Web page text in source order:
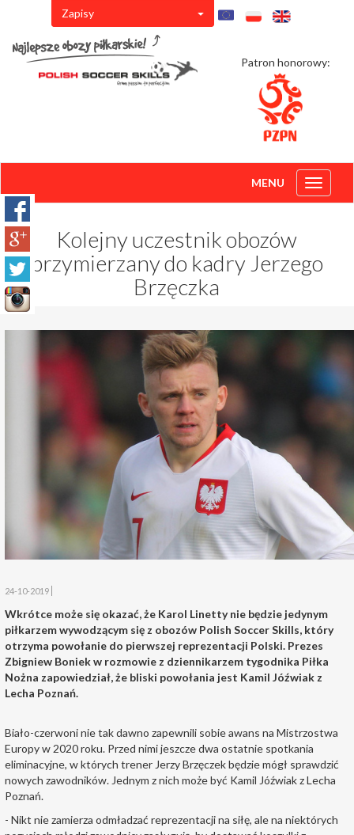
Zapisy
Patron honorowy:
Toggle
MENU
Kolejny uczestnik obozów
przymierzany do kadry Jerzego
Brzęczka
24-10-2019
Wkrótce może się okazać, że Karol Linetty nie będzie jedynym
piłkarzem wywodzącym się z obozów Polish Soccer Skills, który
otrzyma powołanie do pierwszej reprezentacji Polski. Prezes
Zbigniew Boniek w rozmowie z dziennikarzem tygodnika Piłka
Nożna zapowiedział, że bliski powołania jest Kamil Jóźwiak z
Lecha Poznań.
Biało-czerwoni nie tak dawno zapewnili sobie awans na Mistrzostwa
Europy w 2020 roku. Przed nimi jeszcze dwa ostatnie spotkania
eliminacyjne, w których trener Jerzy Brzęczek będzie mógł sprawdzić
nowych zawodników. Jednym z nich może być Kamil Jóźwiak z Lecha
Poznań.
- Nikt nie zamierza odmładzać reprezentacji na siłę, ale na niektórych